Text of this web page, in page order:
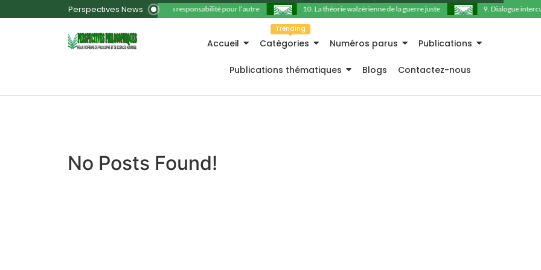
Perspectives News 11. La responsabilité pour l’autre 10. La théorie walzérienne de la guerre juste 9. Dialogue
Accueil Catégories
Trending
Numéros parus Publications
Publications thématiques Blogs Contactez-nous
No Posts Found!